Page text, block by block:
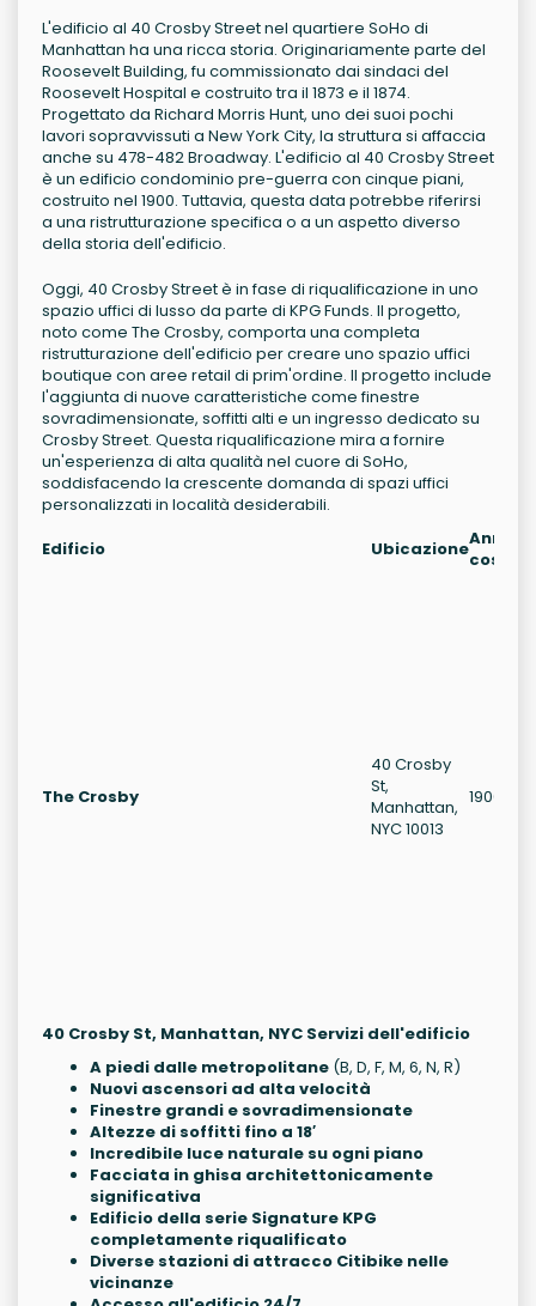
L'edificio al 40 Crosby Street nel quartiere SoHo di
Manhattan ha una ricca storia. Originariamente parte del
Roosevelt Building, fu commissionato dai sindaci del
Roosevelt Hospital e costruito tra il 1873 e il 1874.
Progettato da Richard Morris Hunt, uno dei suoi pochi
lavori sopravvissuti a New York City, la struttura si affaccia
anche su 478-482 Broadway. L'edificio al 40 Crosby Street
è un edificio condominio pre-guerra con cinque piani,
costruito nel 1900. Tuttavia, questa data potrebbe riferirsi
a una ristrutturazione specifica o a un aspetto diverso
della storia dell'edificio.
Oggi, 40 Crosby Street è in fase di riqualificazione in uno
spazio uffici di lusso da parte di KPG Funds. Il progetto,
noto come The Crosby, comporta una completa
ristrutturazione dell'edificio per creare uno spazio uffici
boutique con aree retail di prim'ordine. Il progetto include
l'aggiunta di nuove caratteristiche come finestre
sovradimensionate, soffitti alti e un ingresso dedicato su
Crosby Street. Questa riqualificazione mira a fornire
un'esperienza di alta qualità nel cuore di SoHo,
soddisfacendo la crescente domanda di spazi uffici
personalizzati in località desiderabili.
Edificio
UbicazioneAnno di
The Crosby
40 Crosby
St,
Manhattan,
NYC 10013
1900
40 Crosby St, Manhattan, NYC Servizi dell'edificio
A piedi dalle metropolitane (B, D, F, M, 6, N, R)
Nuovi ascensori ad alta velocità
Finestre grandi e sovradimensionate
Altezze di soffitti fino a 18′
Incredibile luce naturale su ogni piano
Facciata in ghisa architettonicamente
significativa
Edificio della serie Signature KPG
completamente riqualificato
Diverse stazioni di attracco Citibike nelle
vicinanze